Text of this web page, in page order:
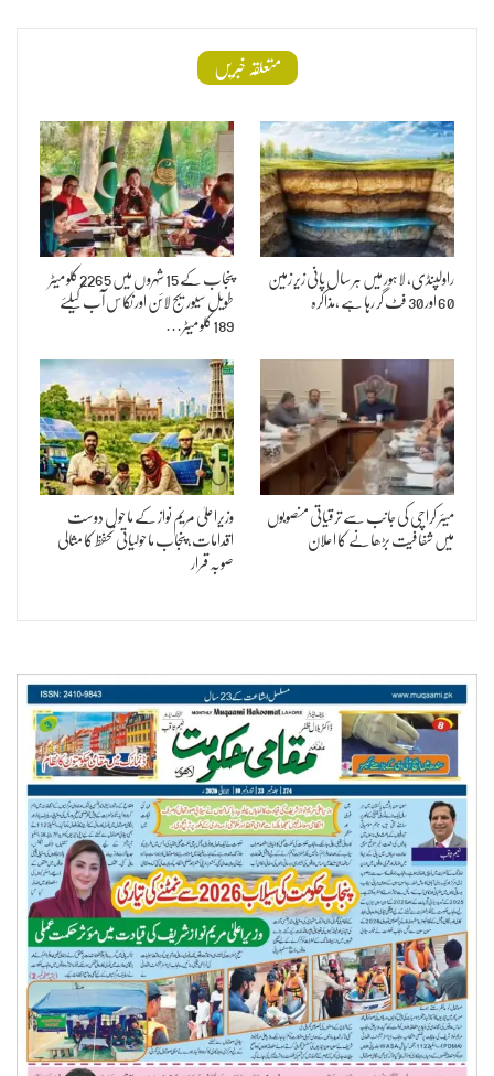
متعلقہ خبریں
راولپنڈی، لاہور میں ہر سال پانی زیر زمین
60 اور 30 فٹ گر رہا ہے ،مذاکرہ
پنجاب کے 15 شہرو ں میں 2265کلو میٹر
طویل سیوریج لائن اور نکاس آب کیلئے
189کلو میٹر…
میئر کراچی کی جانب سے ترقیاتی منصوبوں
میں شفافیت بڑھانے کا اعلان
وزیراعلیٰ مریم نواز کے ماحول دوست
اقدامات، پنجاب ماحولیاتی تحفظ کا مثالی
صوبہ قرار